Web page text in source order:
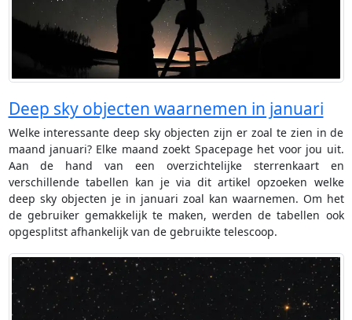
Deep sky objecten waarnemen in januari
Welke interessante deep sky objecten zijn er zoal te zien in de
maand januari? Elke maand zoekt Spacepage het voor jou uit.
Aan de hand van een overzichtelijke sterrenkaart en
verschillende tabellen kan je via dit artikel opzoeken welke
deep sky objecten je in januari zoal kan waarnemen. Om het
de gebruiker gemakkelijk te maken, werden de tabellen ook
opgesplitst afhankelijk van de gebruikte telescoop.